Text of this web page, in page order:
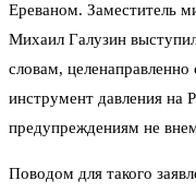
Ереваном. Заместитель
Михаил Галузин
словам,
инструмент давления на
предупреждениям не
Поводом для такого